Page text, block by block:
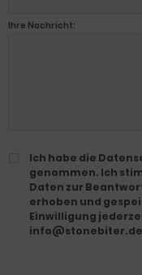
Ihre Nachricht:
Ich habe die
genommen. Ich
Daten zur
erhoben und
Einwilligung